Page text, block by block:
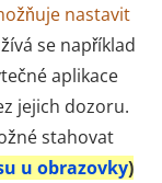
nastavit
se například
aplikace
jejich dozoru.
stahovat
u obrazovky)